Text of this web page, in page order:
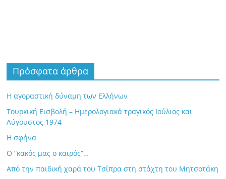
Πρόσφατα άρθρα
Η αγοραστική δύναμη των Ελλήνων
Τουρκική Εισβολή – Ημερολογιακά τραγικός Ιούλιος και
Αύγουστος 1974
Η σφήνα
Ο “κακός μας ο καιρός”…
Από την παιδική χαρά του Τσίπρα στη στάχτη του Μητσοτάκη